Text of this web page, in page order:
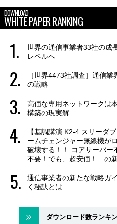
DOWNLOAD
WHITE PAPER RANKING
世界の通信事業者33社の成
レベルへ
［世界4473社調査］通信
の戦略
高価な専用ネットワークは
構築の現実解
【基調講演 K2-4 スリーダ
ームチェンジャー無線機が
破壊する！！ コアサーバー
不要！でも、超安価！ の
通信事業者の新たな戦略ガ
く秘訣とは
ダウンロード数ランキ